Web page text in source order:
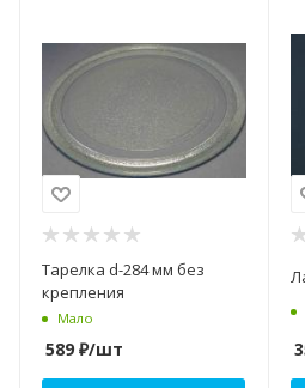
Тарелка d-284 мм без
крепления
Мало
589 ₽/шт